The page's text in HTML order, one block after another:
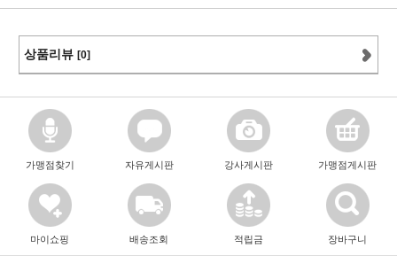
상품리뷰 [0]
가맹점찾기 자유게시판 강사게시판 가맹점게시판
마이쇼핑 배송조회 적립금 장바구니